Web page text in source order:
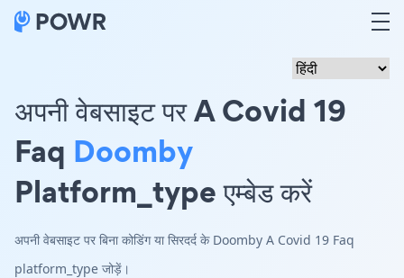
अपनी वेबसाइट पर A Covid 19
Faq Doomby
Platform_type एम्बेड करें
अपनी वेबसाइट पर बिना कोडिंग या सिरदर्द के Doomby A Covid 19 Faq
platform_type जोड़ें।